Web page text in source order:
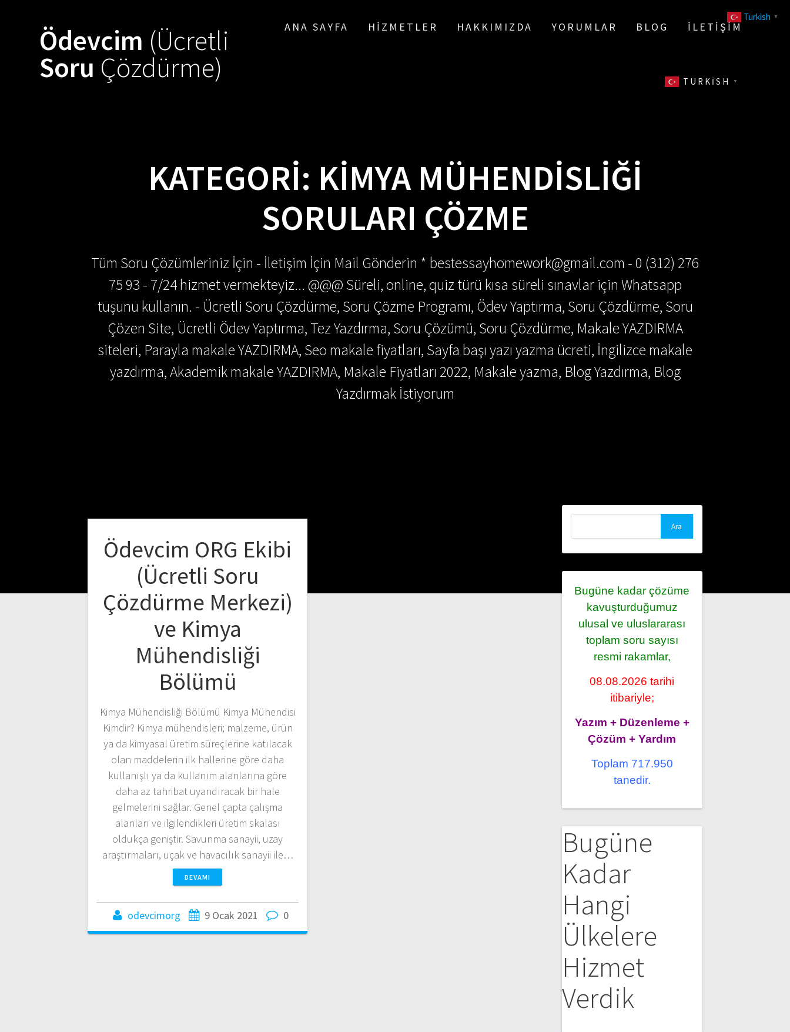
Ödevcim (Ücretli
Soru Çözdürme)
ANA SAYFA HIZMETLER HAKKIMIZDA YORUMLAR BLOG İLETIŞIM
TURKISH ▼
KATEGORI: KIMYA MÜHENDISLIĞI
SORULARI ÇÖZME
Tüm Soru Çözümleriniz İçin - İletişim İçin Mail Gönderin * bestessayhomework@gmail.com - 0 (312) 276
75 93 - 7/24 hizmet vermekteyiz... @@@ Süreli, online, quiz türü kısa süreli sınavlar için Whatsapp
tuşunu kullanın. - Ücretli Soru Çözdürme, Soru Çözme Programı, Ödev Yaptırma, Soru Çözdürme, Soru
Çözen Site, Ücretli Ödev Yaptırma, Tez Yazdırma, Soru Çözümü, Soru Çözdürme, Makale YAZDIRMA
siteleri, Parayla makale YAZDIRMA, Seo makale fiyatları, Sayfa başı yazı yazma ücreti, İngilizce makale
yazdırma, Akademik makale YAZDIRMA, Makale Fiyatları 2022, Makale yazma, Blog Yazdırma, Blog
Yazdırmak İstiyorum
Ödevcim ORG Ekibi
(Ücretli Soru
Çözdürme Merkezi)
ve Kimya
Mühendisliği
Bölümü
Kimya Mühendisliği Bölümü Kimya Mühendisi
Kimdir? Kimya mühendisleri; malzeme, ürün
ya da kimyasal üretim süreçlerine katılacak
olan maddelerin ilk hallerine göre daha
kullanışlı ya da kullanım alanlarına göre
daha az tahribat uyandıracak bir hale
gelmelerini sağlar. Genel çapta çalışma
alanları ve ilgilendikleri üretim skalası
oldukça geniştir. Savunma sanayii, uzay
araştırmaları, uçak ve havacılık sanayii ile…
DEVAMI
odevcimorg 9 Ocak 2021 0
Bugüne kadar çözüme
kavuşturduğumuz
ulusal ve uluslararası
toplam soru sayısı
resmi rakamlar,
08.08.2026 tarihi
itibariyle;
Yazım + Düzenleme +
Çözüm + Yardım
Toplam 717.950
tanedir.
Bugüne
Kadar
Hangi
Ülkelere
Hizmet
Verdik
Turkish ▼